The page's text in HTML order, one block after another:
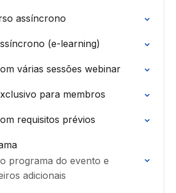
assíncrono
(e-learning)
várias sessões webinar
para membros
requisitos prévios
programa do evento e
adicionais